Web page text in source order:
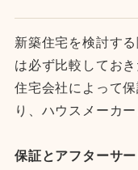
新築住宅を検討す
は必ず比較してお
住宅会社によって
り、ハウスメーカ
保証とアフターサ